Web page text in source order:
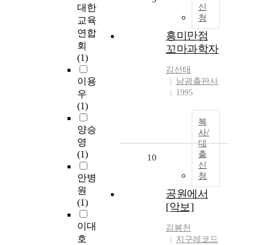
대한
교육
연합
회
(1)
이용
우
(1)
양승
영
(1)
안병
원
(1)
이대
호
신
청
흥미만점
꼬마과학자
김선태
남광출판사
1995
복
사/
대
출
신
청
10
공원에서
[악보]
김봉천
지구레코드